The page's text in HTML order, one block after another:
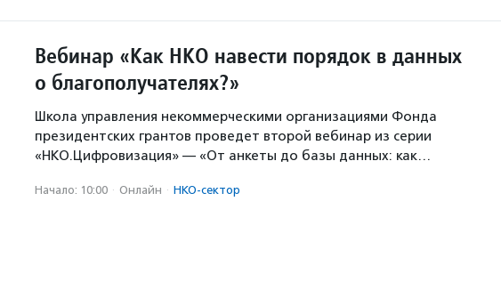
Вебинар «Как НКО навести порядок в данных
о благополучателях?»
Школа управления некоммерческими организациями Фонда
президентских грантов проведет второй вебинар из серии
«НКО.Цифровизация» — «От анкеты до базы данных: как…
Начало: 10:00 · Онлайн · НКО-сектор